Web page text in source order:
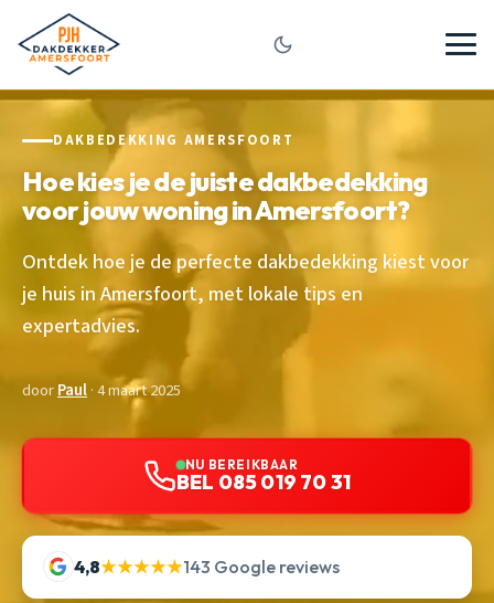
DAKBEDEKKING AMERSFOORT
Hoe kies je de juiste dakbedekking
voor jouw woning in Amersfoort?
Ontdek hoe je de perfecte dakbedekking kiest voor
je huis in Amersfoort, met lokale tips en
expertadvies.
doorPaul· 4 maart 2025
NU BEREIKBAAR
BEL 085 019 70 31
4,8★★★★★143 Google reviews